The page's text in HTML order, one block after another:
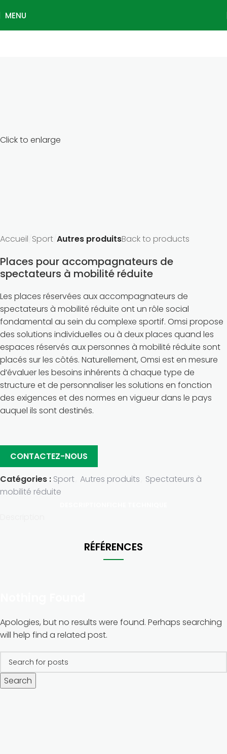
MENU
Click to enlarge
Accueil Sport Autres produitsBack to products
Places pour accompagnateurs de
spectateurs à mobilité réduite
Les places réservées aux accompagnateurs de
spectateurs à mobilité réduite ont un rôle social
fondamental au sein du complexe sportif. Omsi propose
des solutions individuelles ou à deux places quand les
espaces réservés aux personnes à mobilité réduite sont
placés sur les côtés. Naturellement, Omsi est en mesure
d’évaluer les besoins inhérents à chaque type de
structure et de personnaliser les solutions en fonction
des exigences et des normes en vigueur dans le pays
auquel ils sont destinés.
CONTACTEZ-NOUS
Catégories : Sport Autres produits Spectateurs à
mobilité réduite
RÉFÉRENCES
Apologies, but no results were found. Perhaps searching
will help find a related post.
Search